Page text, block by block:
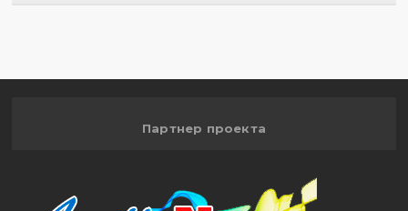
Партнер проекта